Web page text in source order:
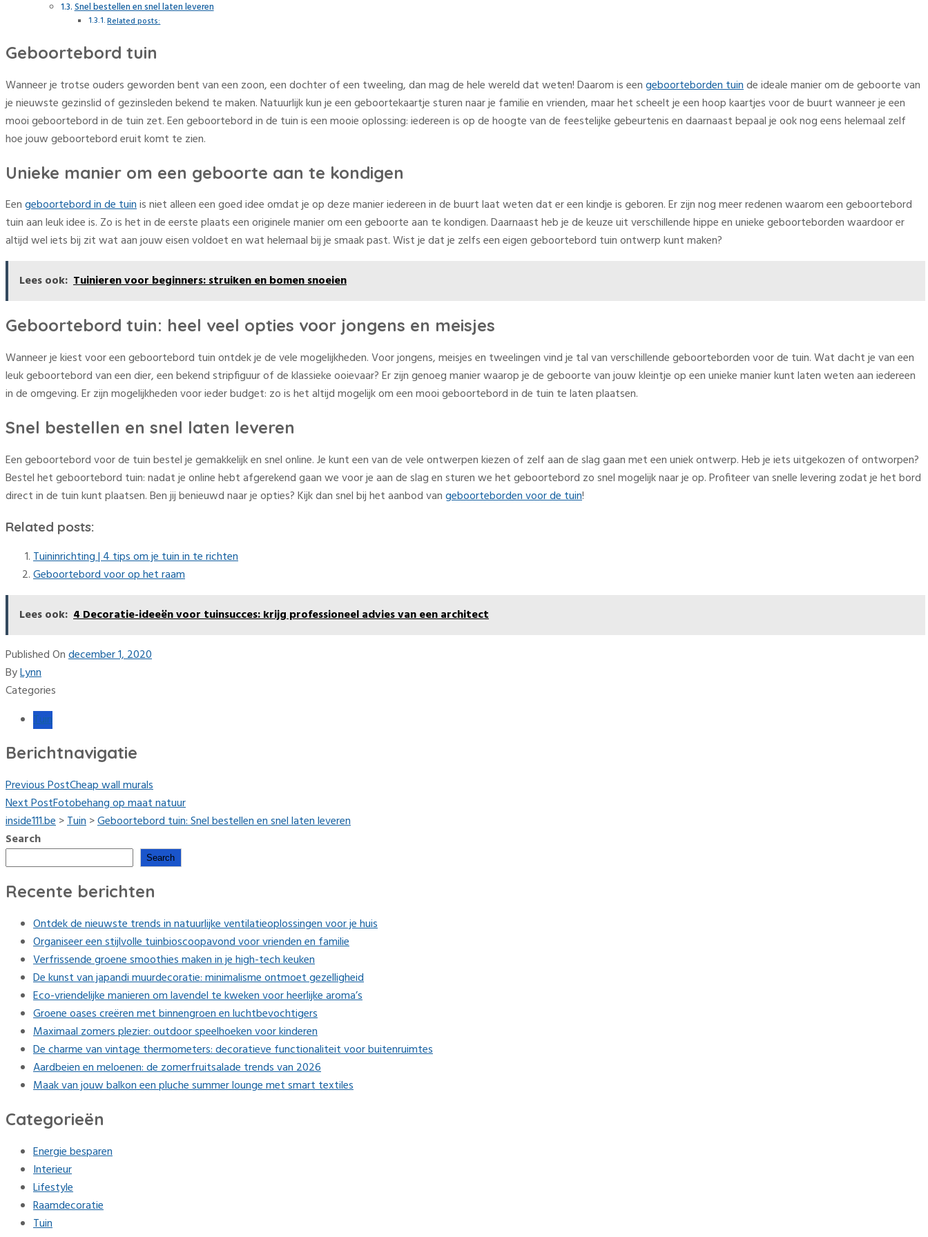
Snel bestellen en snel laten leveren
Related posts:
Geboortebord tuin
Wanneer je trotse ouders geworden bent van een zoon, een dochter of een tweeling, dan mag de hele wereld dat weten! Daarom is eengeboorteborden tuinde ideale manier om de geboorte van
je nieuwste gezinslid of gezinsleden bekend te maken. Natuurlijk kun je een geboortekaartje sturen naar je familie en vrienden, maar het scheelt je een hoop kaartjes voor de buurt wanneer je een
mooi geboortebord in de tuin zet. Een geboortebord in de tuin is een mooie oplossing: iedereen is op de hoogte van de feestelijke gebeurtenis en daarnaast bepaal je ook nog eens helemaal zelf
hoe jouw geboortebord eruit komt te zien.
Unieke manier om een geboorte aan te kondigen
Eengeboortebord in de tuinis niet alleen een goed idee omdat je op deze manier iedereen in de buurt laat weten dat er een kindje is geboren. Er zijn nog meer redenen waarom een geboortebord
tuin aan leuk idee is. Zo is het in de eerste plaats een originele manier om een geboorte aan te kondigen. Daarnaast heb je de keuze uit verschillende hippe en unieke geboorteborden waardoor er
altijd wel iets bij zit wat aan jouw eisen voldoet en wat helemaal bij je smaak past. Wist je dat je zelfs een eigen geboortebord tuin ontwerp kunt maken?
Lees ook: Tuinieren voor beginners: struiken en bomen snoeien
Geboortebord tuin: heel veel opties voor jongens en meisjes
Wanneer je kiest voor een geboortebord tuin ontdek je de vele mogelijkheden. Voor jongens, meisjes en tweelingen vind je tal van verschillende geboorteborden voor de tuin. Wat dacht je van een
leuk geboortebord van een dier, een bekend stripfiguur of de klassieke ooievaar? Er zijn genoeg manier waarop je de geboorte van jouw kleintje op een unieke manier kunt laten weten aan iedereen
in de omgeving. Er zijn mogelijkheden voor ieder budget: zo is het altijd mogelijk om een mooi geboortebord in de tuin te laten plaatsen.
Snel bestellen en snel laten leveren
Een geboortebord voor de tuin bestel je gemakkelijk en snel online. Je kunt een van de vele ontwerpen kiezen of zelf aan de slag gaan met een uniek ontwerp. Heb je iets uitgekozen of ontworpen?
Bestel het geboortebord tuin: nadat je online hebt afgerekend gaan we voor je aan de slag en sturen we het geboortebord zo snel mogelijk naar je op. Profiteer van snelle levering zodat je het bord
direct in de tuin kunt plaatsen. Ben jij benieuwd naar je opties? Kijk dan snel bij het aanbod vangeboorteborden voor de tuin!
Related posts:
Tuininrichting | 4 tips om je tuin in te richten
Geboortebord voor op het raam
Lees ook: 4 Decoratie-ideeën voor tuinsucces: krijg professioneel advies van een architect
Published Ondecember 1, 2020
ByLynn
Categories
Tuin
Berichtnavigatie
Previous PostCheap wall murals
Next PostFotobehang op maat natuur
inside111.be>Tuin>Geboortebord tuin: Snel bestellen en snel laten leveren
Search
Search
Recente berichten
Ontdek de nieuwste trends in natuurlijke ventilatieoplossingen voor je huis
Organiseer een stijlvolle tuinbioscoopavond voor vrienden en familie
Verfrissende groene smoothies maken in je high-tech keuken
De kunst van japandi muurdecoratie: minimalisme ontmoet gezelligheid
Eco-vriendelijke manieren om lavendel te kweken voor heerlijke aroma’s
Groene oases creëren met binnengroen en luchtbevochtigers
Maximaal zomers plezier: outdoor speelhoeken voor kinderen
De charme van vintage thermometers: decoratieve functionaliteit voor buitenruimtes
Aardbeien en meloenen: de zomerfruitsalade trends van 2026
Maak van jouw balkon een pluche summer lounge met smart textiles
Categorieën
Energie besparen
Interieur
Lifestyle
Raamdecoratie
Tuin